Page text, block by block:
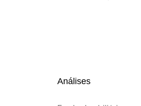
Análises